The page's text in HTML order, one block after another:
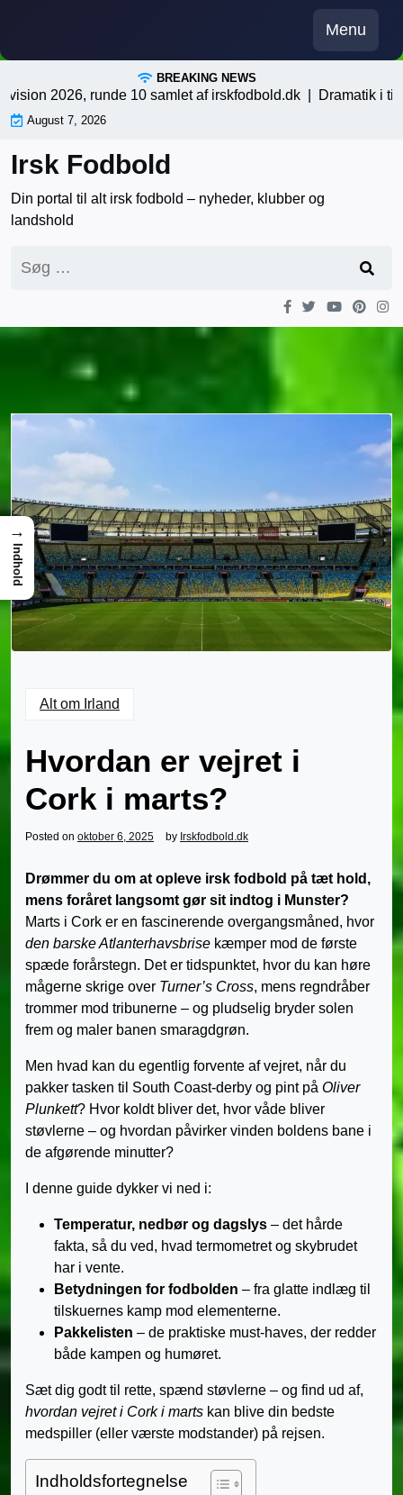
content
Menu
BREAKING NEWS
2026, runde 10 samlet af irskfodbold.dk |Dramatik i
August 7, 2026
Irsk Fodbold
Din portal til alt irsk fodbold – nyheder, klubber og
landshold
efter:
Alt om Irland
Hvordan er vejret i
Cork i marts?
Posted on oktober 6, 2025 by Irskfodbold.dk
Drømmer du om at opleve irsk fodbold på tæt hold,
mens foråret langsomt gør sit indtog i Munster?
Marts i Cork er en fascinerende overgangs­måned, hvor
den barske Atlanterhavsbrise kæmper mod de første
spæde forårstegn. Det er tidspunktet, hvor du kan høre
mågerne skrige over Turner’s Cross, mens regndråber
trommer mod tribunerne – og pludselig bryder solen
frem og maler banen smaragdgrøn.
Men hvad kan du egentlig forvente af vejret, når du
pakker tasken til South Coast-derby og pint på Oliver
Plunkett? Hvor koldt bliver det, hvor våde bliver
støvlerne – og hvordan påvirker vinden boldens bane i
de afgørende minutter?
I denne guide dykker vi ned i:
Temperatur, nedbør og dagslys – det hårde
fakta, så du ved, hvad termometret og skybrudet
har i vente.
Betydningen for fodbolden – fra glatte indlæg til
tilskuernes kamp mod elementerne.
Pakkelisten – de praktiske must-haves, der redder
både kampen og humøret.
Sæt dig godt til rette, spænd støvlerne – og find ud af,
hvordan vejret i Cork i marts kan blive din bedste
medspiller (eller værste modstander) på rejsen.
Indholdsfortegnelse
→
Indhold